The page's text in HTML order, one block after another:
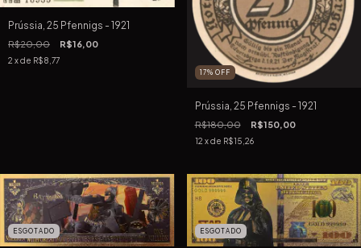
Prússia, 25 Pfennigs - 1921
R$20,00 R$16,00
2 x de R$8,77
17% OFF
Prússia, 25 Pfennigs - 1921
R$180,00 R$150,00
12 x de R$15,26
ESGOTADO ESGOTADO